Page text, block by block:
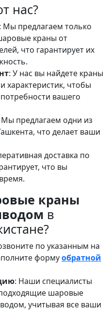
нас?
: Мы предлагаем только
краны от
что гарантирует их
: У нас вы найдете краны
характеристик, чтобы
вашего
Мы предлагаем одни из
что делает ваши
доставка по
что вы
краны
в
по указанным на
формуобратной
: Наши специалисты
шаровые
учитывая все ваши